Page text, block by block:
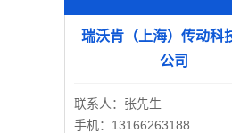
瑞沃肯（上海）传动科
公司
联系人：张先生
手机：13166263188